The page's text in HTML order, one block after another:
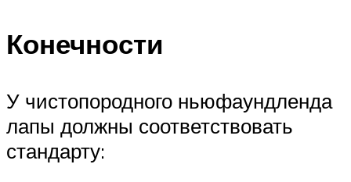
Конечности
У чистопородного ньюфаундленда
лапы должны соответствовать
стандарту: